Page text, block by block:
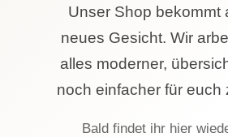
Unser Shop bekommt
neues Gesicht. Wir
alles moderner,
noch einfacher für euch
Bald findet ihr hier